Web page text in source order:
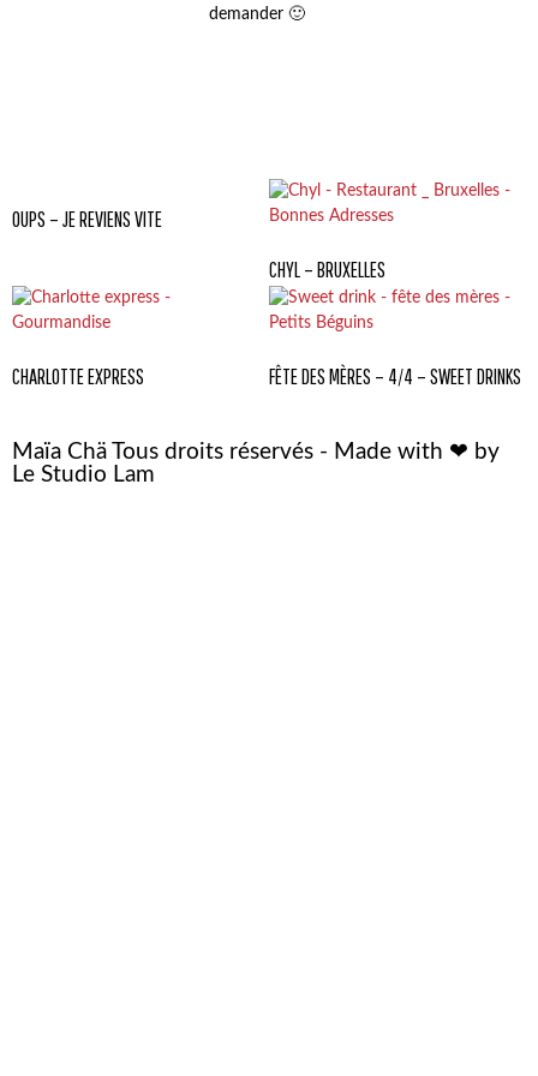
demander 🙂
OUPS – JE REVIENS VITE
CHYL – BRUXELLES
CHARLOTTE EXPRESS FÊTE DES MÈRES – 4/4 – SWEET DRINKS
Maïa Chä Tous droits réservés - Made with ❤ by
Le Studio Lam